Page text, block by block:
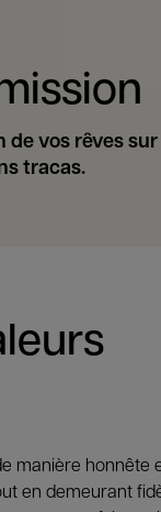
de vos rêves
tracas.
manière honnête
en demeurant